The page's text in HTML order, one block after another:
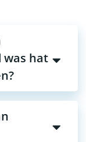
was hat